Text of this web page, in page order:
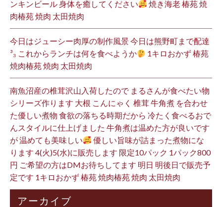
ンキンビール 身体を癒してください
焼き海老 椿苑 焼
肉椿苑 焼肉 太田焼肉
今日はジューシー肉厚の制作風景 今日は熊野町まで配達
³₃ これからランチは何を食べようか
1キロおかず 椿苑
焼肉椿苑 焼肉 太田焼肉
南魚沼産の椎茸沢山入荷したので まるさんが食べたい物
シリーズ作ります 大根 こんにゃく 椎茸 牛角煮 を合わせ
た優しい煮物 食欲の落ちる時期だから 冷たく食べるおで
んスタイルに仕上げました 牛角煮は温めた方が良いです
が 温めても美味しい
優しい旨味が詰まった煮物にな
ります 4(火)5(水)に販売します 限定10パック 1パック800
円 ご希望の方はDMお待ちしてます 明日 明後日で販売予
定です 1キロおかず 椿苑 焼肉椿苑 焼肉 太田焼肉
アーカイブ